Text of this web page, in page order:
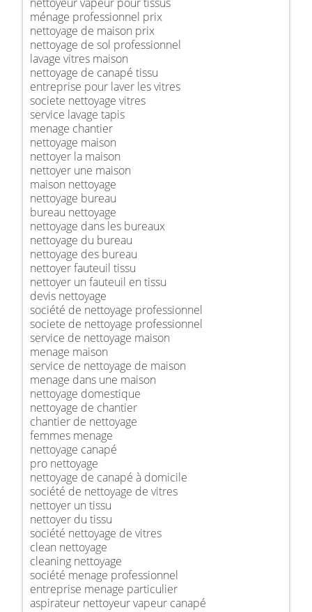
ménage professionnel prix
nettoyage de maison prix
nettoyage de sol professionnel
lavage vitres maison
nettoyage de canapé tissu
entreprise pour laver les vitres
societe nettoyage vitres
service lavage tapis
menage chantier
nettoyage maison
nettoyer la maison
nettoyer une maison
maison nettoyage
nettoyage bureau
bureau nettoyage
nettoyage dans les bureaux
nettoyage du bureau
nettoyage des bureau
nettoyer fauteuil tissu
nettoyer un fauteuil en tissu
devis nettoyage
société de nettoyage professionnel
societe de nettoyage professionnel
service de nettoyage maison
menage maison
service de nettoyage de maison
menage dans une maison
nettoyage domestique
nettoyage de chantier
chantier de nettoyage
femmes menage
nettoyage canapé
pro nettoyage
nettoyage de canapé à domicile
société de nettoyage de vitres
nettoyer un tissu
nettoyer du tissu
société nettoyage de vitres
clean nettoyage
cleaning nettoyage
société menage professionnel
entreprise menage particulier
aspirateur nettoyeur vapeur canapé